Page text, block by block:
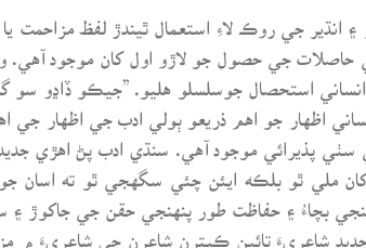
۽ انڌير جي روڪ لاءِ استعمال ٿيندڙ لفظ مزاحمت
حاصلات جي حصول جو لاڙو اول کان موجود آهي.
استحصال جوسلسلو هليو. ”جيڪو ڏاڍو سو
اظهار جو اهم ذريعو ٻولي ادب جي اظهار
سٺي پذيرائي موجود آهي. سنڌي ادب پڻ اهڙي
ملي ٿو بلڪه ايئن چئي سگهجي ٿو ته اسان
بچاءُ ۽ حفاظت طور پنهنجي حقن جي جاکوڙ ۽
شاعريءَ تائين ڪيترن شاعرن جي شاعريءَ ۾